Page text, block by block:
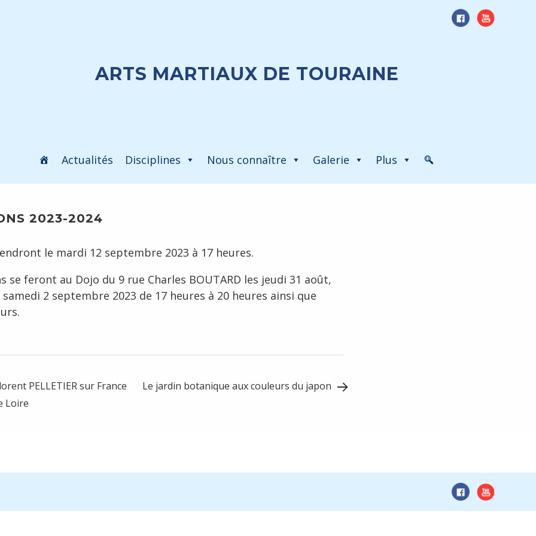
ARTS MARTIAUX DE TOURAINE
Actualités Disciplines Nous connaître Galerie Plus
2023-2024
le mardi 12 septembre 2023 à 17 heures.
se feront au Dojo du 9 rue Charles BOUTARD les jeudi 31 août,
2 septembre 2023 de 17 heures à 20 heures ainsi que
PELLETIER sur France
Loire
Le jardin botanique aux couleurs du japon